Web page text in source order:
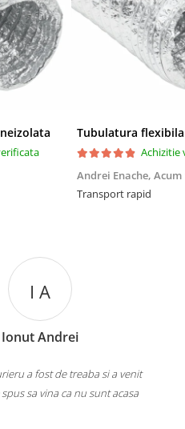
Tubulatura
Achizitie
Andrei Enache, Acum
Transport rapid
si a venit
sunt acasa
produse dar
ajus aparatu